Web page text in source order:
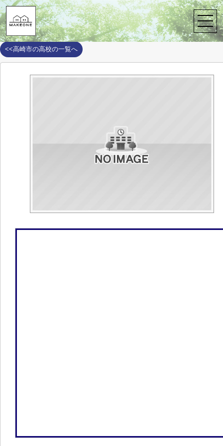
株式会社メイクワン > 周辺施設案内 > 高崎市 > 高崎市の高校 > 高
高崎市立高崎経済大学附属高校
<<高崎市の高校の一覧へ